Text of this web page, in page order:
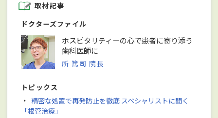
取材記事
ドクターズファイル
ホスピタリティーの心で患者に寄り添う
歯科医師に
所 篤司 院長
トピックス
・ 精密な処置で再発防止を徹底 スペシャリストに聞く
「根管治療」